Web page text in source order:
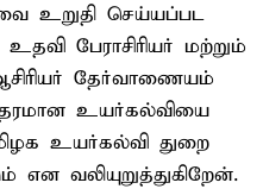
உறுதி செய்யப்பட
பேராசிரியர் மற்றும்
தேர்வாணையம்
தரமான உயர்கல்வியை
உயர்கல்வி துறை
வலியுறுத்துகிறேன்.